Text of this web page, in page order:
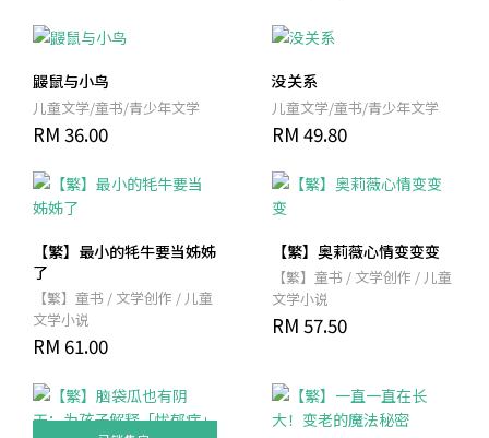
鼹鼠与小鸟
儿童文学/童书/青少年文学
RM 36.00
没关系
儿童文学/童书/青少年文学
RM 49.80
【繁】最小的牦牛要当姊姊
了
【繁】童书 / 文学创作 / 儿童
文学小说
RM 61.00
【繁】奥莉薇心情变变变
【繁】童书 / 文学创作 / 儿童
文学小说
RM 57.50